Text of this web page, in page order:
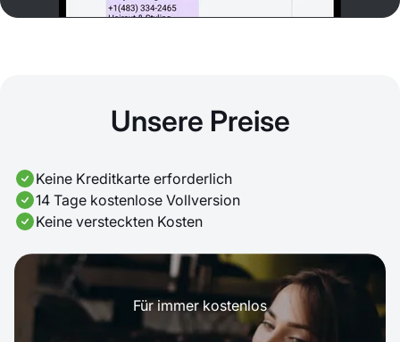
Unsere Preise
Keine Kreditkarte erforderlich
14 Tage kostenlose Vollversion
Keine versteckten Kosten
Für immer kostenlos